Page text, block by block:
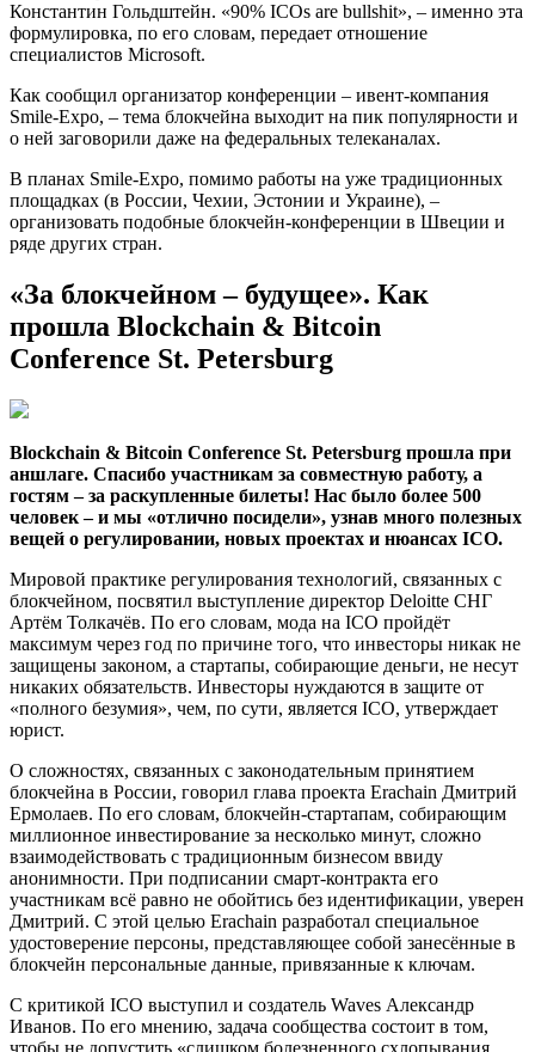
Константин Гольдштейн. «90% ICOs are bullshit», – именно эта
формулировка, по его словам, передает отношение
специалистов Microsoft.
Как сообщил организатор конференции – ивент-компания
Smile-Expo, – тема блокчейна выходит на пик популярности и
о ней заговорили даже на федеральных телеканалах.
В планах Smile-Expo, помимо работы на уже традиционных
площадках (в России, Чехии, Эстонии и Украине), –
организовать подобные блокчейн-конференции в Швеции и
ряде других стран.
«За блокчейном – будущее». Как
прошла Blockchain & Bitcoin
Conference St. Petersburg
Blockchain & Bitcoin Conference St. Petersburg прошла при
аншлаге. Спасибо участникам за совместную работу, а
гостям – за раскупленные билеты! Нас было более 500
человек – и мы «отлично посидели», узнав много полезных
вещей о регулировании, новых проектах и нюансах ICO.
Мировой практике регулирования технологий, связанных с
блокчейном, посвятил выступление директор Deloitte СНГ
Артём Толкачёв. По его словам, мода на ICO пройдёт
максимум через год по причине того, что инвесторы никак не
защищены законом, а стартапы, собирающие деньги, не несут
никаких обязательств. Инвесторы нуждаются в защите от
«полного безумия», чем, по сути, является ICO, утверждает
юрист.
О сложностях, связанных с законодательным принятием
блокчейна в России, говорил глава проекта Erachain Дмитрий
Ермолаев. По его словам, блокчейн-стартапам, собирающим
миллионное инвестирование за несколько минут, сложно
взаимодействовать с традиционным бизнесом ввиду
анонимности. При подписании смарт-контракта его
участникам всё равно не обойтись без идентификации, уверен
Дмитрий. С этой целью Erachain разработал специальное
удостоверение персоны, представляющее собой занесённые в
блокчейн персональные данные, привязанные к ключам.
С критикой ICO выступил и создатель Waves Александр
Иванов. По его мнению, задача сообщества состоит в том,
чтобы не допустить «слишком болезненного схлопывания